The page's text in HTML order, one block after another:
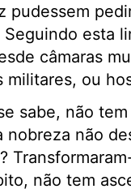
pudessem
esta
câmaras
ou
sabe, não
nobreza não
não tem